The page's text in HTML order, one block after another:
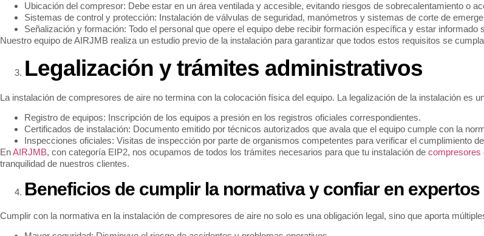
Ubicación del compresor: Debe estar en un área ventilada y accesible, evitando riesgos de sobrecalentamiento o
Sistemas de control y protección: Instalación de válvulas de seguridad, manómetros y sistemas de corte de
Señalización y formación: Todo el personal que opere el equipo debe recibir formación específica y estar informado
Nuestro equipo de AIRJMB realiza un estudio previo de la instalación para garantizar que todos estos requisitos se
Legalización y trámites administrativos
La instalación de compresores de aire no termina con la colocación física del equipo. La legalización de la instalación es
Registro de equipos: Inscripción de los equipos a presión en los registros oficiales correspondientes.
Certificados de instalación: Documento emitido por técnicos autorizados que avala que el equipo cumple con la
Inspecciones oficiales: Visitas de inspección por parte de organismos competentes para verificar el cumplimiento
EnAIRJMB, con categoría EIP2, nos ocupamos de todos los trámites necesarios para que tu instalación de compresores
tranquilidad de nuestros clientes.
Beneficios de cumplir la normativa y confiar en expertos
Cumplir con la normativa en la instalación de compresores de aire no solo es una obligación legal, sino que aporta